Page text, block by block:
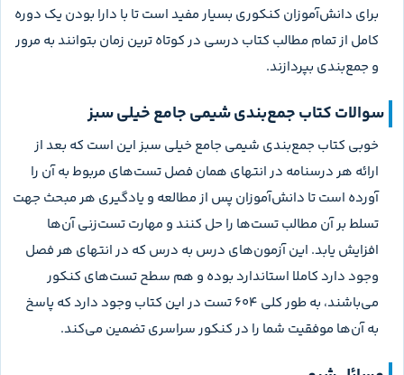
برای دانش‌آموزان کنکوری بسیار مفید است تا با دارا بودن یک دوره
کامل از تمام مطالب کتاب درسی در کوتاه ترین زمان بتوانند به مرور
و جمع‌بندی بپردازند.
سوالات کتاب جمع‌بندی شیمی جامع خیلی سبز
خوبی کتاب جمع‌بندی شیمی جامع خیلی سبز این است که بعد از
ارائه هر درسنامه در انتهای همان فصل تست‌های مربوط به آن را
آورده است تا دانش‌آموزان پس از مطالعه و یادگیری هر مبحث جهت
تسلط بر آن مطالب تست‌ها را حل کنند و مهارت تست‌زنی آن‌ها
افزایش یابد. این آزمون‌های درس به درس که در انتهای هر فصل
وجود دارد کاملا استاندارد بوده و هم سطح تست‌های کنکور
می‌باشند، به طور کلی ۶۰۴ تست در این کتاب وجود دارد که پاسخ
به آن‌ها موفقیت شما را در کنکور سراسری تضمین می‌کند.